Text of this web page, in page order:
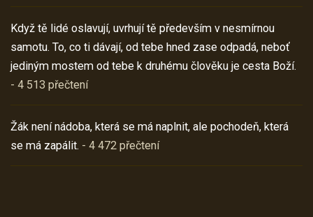
Když tě lidé oslavují, uvrhují tě především v nesmírnou
samotu. To, co ti dávají, od tebe hned zase odpadá, neboť
jediným mostem od tebe k druhému člověku je cesta Boží.
- 4 513 přečtení
Žák není nádoba, která se má naplnit, ale pochodeň, která
se má zapálit. - 4 472 přečtení